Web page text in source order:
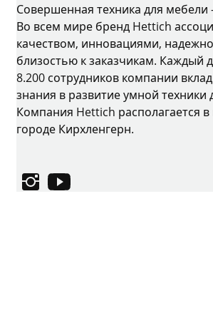
Совершенная техника для мебели
Во всем мире бренд Hettich
качеством, инновациями,
близостью к заказчикам. Каждый
8.200 сотрудников компании
знания в развитие умной техники
Компания Hettich располагается
городе Кирхленгерн.
InstagramYouTube